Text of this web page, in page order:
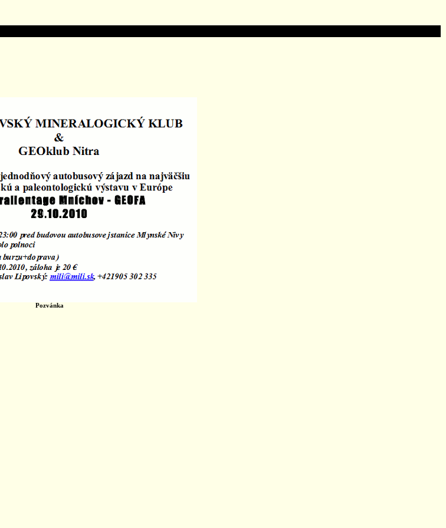
Pozvánka